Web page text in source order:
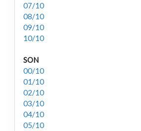
07/10
08/10
09/10
10/10
SON
00/10
01/10
02/10
03/10
04/10
05/10